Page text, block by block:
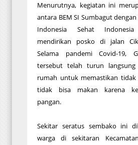
Menurutnya, kegiatan ini
antara BEM SI Sumbagut
Indonesia Sehat
mendirikan posko di jalan
Selama pandemi Covid-19,
tersebut telah turun
rumah untuk memastikan tidak
tidak bisa makan karena
pangan.
Sekitar seratus sembako ini
warga di sekitaran